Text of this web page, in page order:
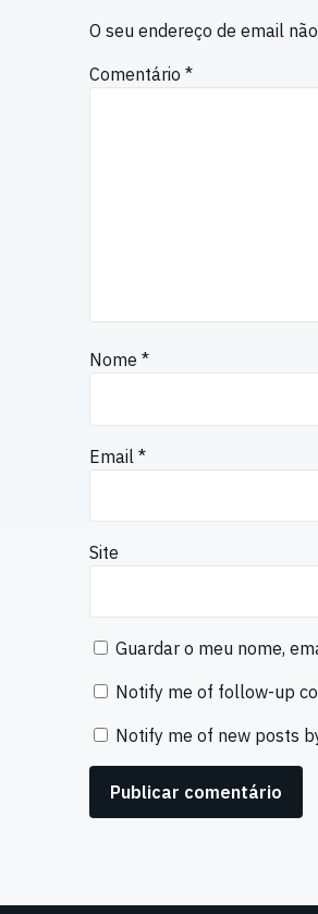
O seu endereço de email
Comentário *
Nome *
Email *
Site
Guardar o meu nome,
Notify me of follow-up
Notify me of new posts